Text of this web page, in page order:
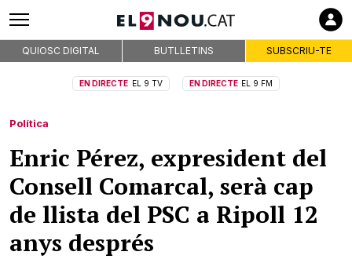
QUIOSC DIGITAL BUTLLETINS SUBSCRIU-TE
EN DIRECTE EL 9 TV EN DIRECTE EL 9 FM
Política
Enric Pérez, expresident del
Consell Comarcal, serà cap
de llista del PSC a Ripoll 12
anys després